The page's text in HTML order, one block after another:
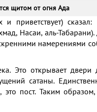
щитом от огня Ада
приветствует) сказал:
Насаи, аль-
намерениями
Это открывает двери
сатаны.
пост. Таким